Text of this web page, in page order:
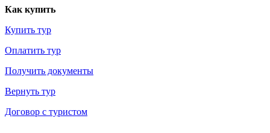
Как купить
Купить тур
Оплатить тур
Получить документы
Вернуть тур
Договор с туристом